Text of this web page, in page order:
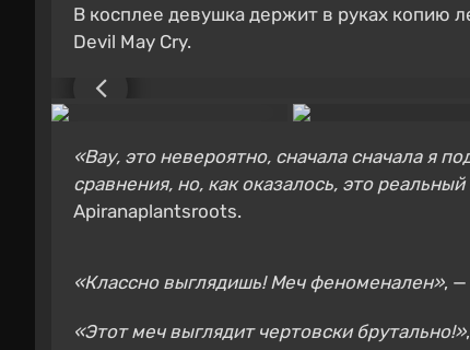
В косплее девушка держит в руках копию
Devil May Cry.
«Вау, это невероятно, сначала сначала я
сравнения, но, как оказалось, это
Apiranaplantsroots.
«Классно выглядишь! Меч феноменален», —
«Этот меч выглядит чертовски брутально!»